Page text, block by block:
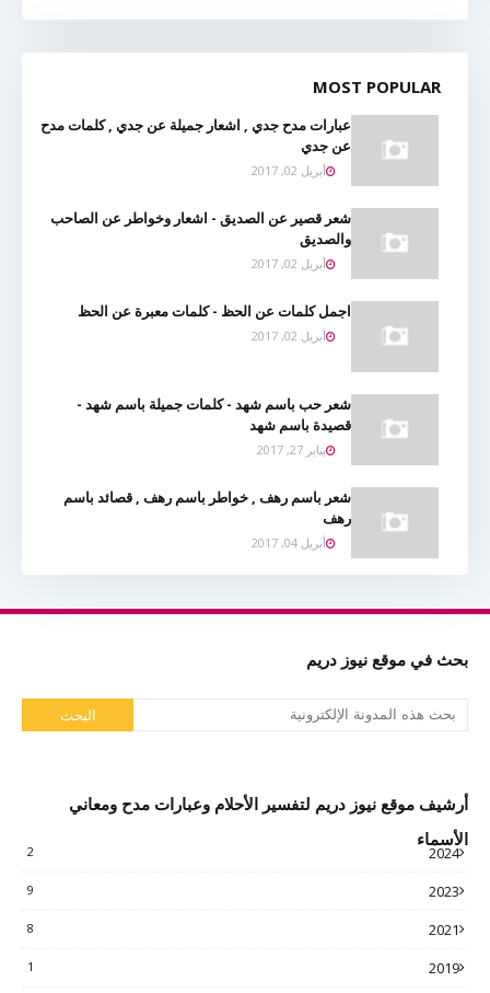
MOST POPULAR
عبارات مدح جدي , اشعار جميلة عن جدي , كلمات مدح
عن جدي
أبريل 02, 2017
شعر قصير عن الصديق - اشعار وخواطر عن الصاحب
والصديق
أبريل 02, 2017
اجمل كلمات عن الحظ - كلمات معبرة عن الحظ
أبريل 02, 2017
شعر حب باسم شهد - كلمات جميلة باسم شهد -
قصيدة باسم شهد
يناير 27, 2017
شعر باسم رهف , خواطر باسم رهف , قصائد باسم
رهف
أبريل 04, 2017
بحث في موقع نيوز دريم
أرشيف موقع نيوز دريم لتفسير الأحلام وعبارات مدح ومعاني
الأسماء
2024
2
2023
9
2021
8
2019
1